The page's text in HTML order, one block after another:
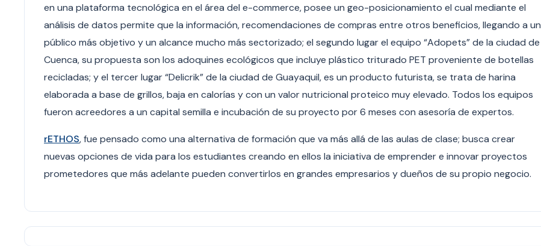
en una plataforma tecnológica en el área del e-commerce, posee un geo-posicionamiento el cual mediante el
análisis de datos permite que la información, recomendaciones de compras entre otros beneficios, llegando a un
público más objetivo y un alcance mucho más sectorizado; el segundo lugar el equipo “Adopets” de la ciudad de
Cuenca, su propuesta son los adoquines ecológicos que incluye plástico triturado PET proveniente de botellas
recicladas; y el tercer lugar “Delicrik” de la ciudad de Guayaquil, es un producto futurista, se trata de harina
elaborada a base de grillos, baja en calorías y con un valor nutricional proteico muy elevado. Todos los equipos
fueron acreedores a un capital semilla e incubación de su proyecto por 6 meses con asesoría de expertos.
rETHOS, fue pensado como una alternativa de formación que va más allá de las aulas de clase; busca crear
nuevas opciones de vida para los estudiantes creando en ellos la iniciativa de emprender e innovar proyectos
prometedores que más adelante pueden convertirlos en grandes empresarios y dueños de su propio negocio.